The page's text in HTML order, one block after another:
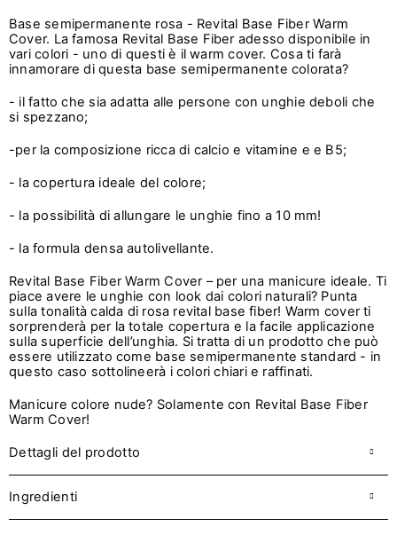
Base semipermanente rosa - Revital Base Fiber Warm
Cover. La famosa Revital Base Fiber adesso disponibile in
vari colori - uno di questi è il warm cover. Cosa ti farà
innamorare di questa base semipermanente colorata?
- il fatto che sia adatta alle persone con unghie deboli che
si spezzano;
-per la composizione ricca di calcio e vitamine e e B5;
- la copertura ideale del colore;
- la possibilità di allungare le unghie fino a 10 mm!
- la formula densa autolivellante.
Revital Base Fiber Warm Cover – per una manicure ideale. Ti
piace avere le unghie con look dai colori naturali? Punta
sulla tonalità calda di rosa revital base fiber! Warm cover ti
sorprenderà per la totale copertura e la facile applicazione
sulla superficie dell’unghia. Si tratta di un prodotto che può
essere utilizzato come base semipermanente standard - in
questo caso sottolineerà i colori chiari e raffinati.
Manicure colore nude? Solamente con Revital Base Fiber
Warm Cover!
Dettagli del prodotto
Ingredienti